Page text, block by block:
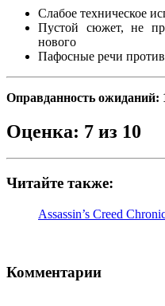
Слабое техническое
Пустой сюжет, не
нового
Пафосные речи
Оправданность ожиданий:
Оценка: 7 из 10
Читайте также:
Assassin’s Creed
Комментарии